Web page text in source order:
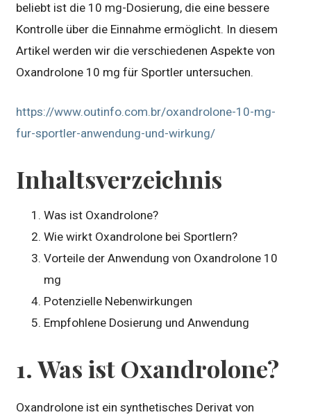
beliebt ist die 10 mg-Dosierung, die eine bessere
Kontrolle über die Einnahme ermöglicht. In diesem
Artikel werden wir die verschiedenen Aspekte von
Oxandrolone 10 mg für Sportler untersuchen.
https://www.outinfo.com.br/oxandrolone-10-mg-
fur-sportler-anwendung-und-wirkung/
Inhaltsverzeichnis
Was ist Oxandrolone?
Wie wirkt Oxandrolone bei Sportlern?
Vorteile der Anwendung von Oxandrolone 10
mg
Potenzielle Nebenwirkungen
Empfohlene Dosierung und Anwendung
1. Was ist Oxandrolone?
Oxandrolone ist ein synthetisches Derivat von